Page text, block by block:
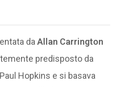
da Allan Carrington
predisposto da
Hopkins e si basava